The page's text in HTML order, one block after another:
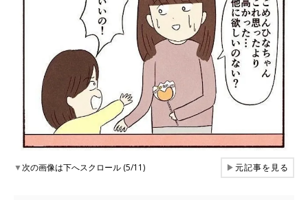
▼次の画像は下へスクロール (5/11) ▶元記事を見る